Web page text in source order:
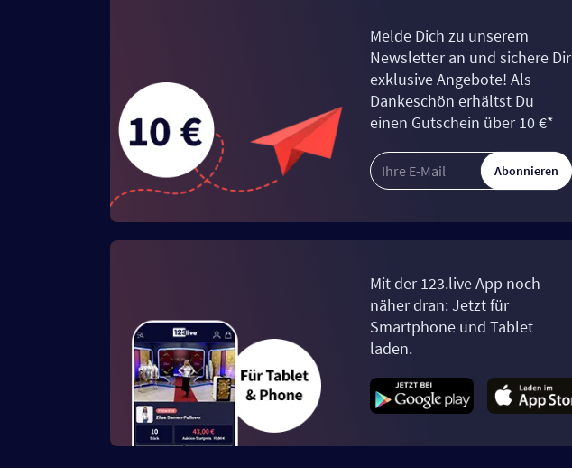
Melde Dich zu unserem
Newsletter an und sichere Dir
exklusive Angebote! Als
Dankeschön erhältst Du
einen Gutschein über 10 €*
Abonnieren
Mit der 123.live App noch
näher dran: Jetzt für
Smartphone und Tablet
laden.